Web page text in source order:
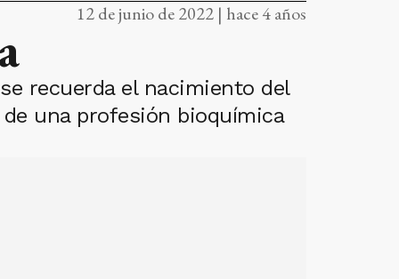
12 de junio de 2022 | hace 4 años
recuerda el nacimiento del
una profesión bioquímica